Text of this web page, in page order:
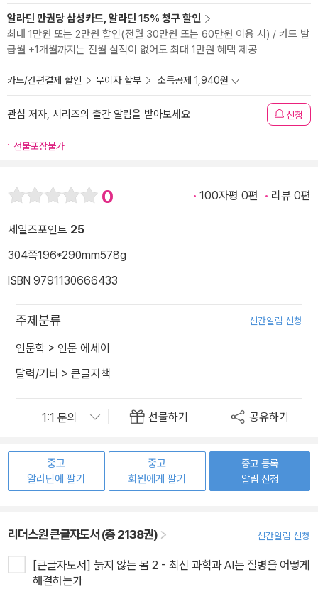
알라딘 만권당 삼성카드, 알라딘 15% 청구 할인
최대 1만원 또는 2만원 할인(전월 30만원 또는 60만원 이용 시) / 카드 발
급월 +1개월까지는 전월 실적이 없어도 최대 1만원 혜택 제공
카드/간편결제 할인 무이자 할부 소득공제 1,940원
관심 저자, 시리즈의 출간 알림을 받아보세요 신청
선물포장불가
0 100자평 0편 리뷰 0편
세일즈포인트 25
304쪽196*290mm578g
ISBN 9791130666433
주제분류 신간알림 신청
인문학 > 인문 에세이
달력/기타 > 큰글자책
선물하기 공유하기
중고
알라딘에 팔기
중고
회원에게 팔기
중고 등록
알림 신청
리더스원 큰글자도서 (총 2138권) 신간알림 신청
[큰글자도서] 늙지 않는 몸 2 - 최신 과학과 AI는 질병을 어떻게
해결하는가